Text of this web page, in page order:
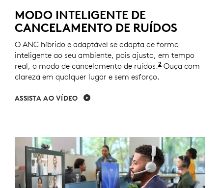
MODO INTELIGENTE DE
CANCELAMENTO DE RUÍDOS
O ANC híbrido e adaptável se adapta de forma
inteligente ao seu ambiente, pois ajusta, em tempo
real, o modo de cancelamento de ruídos.2 O modo ANC
Ouça com
clareza em qualquer lugar e sem esforço.
ASSISTA AO VÍDEO